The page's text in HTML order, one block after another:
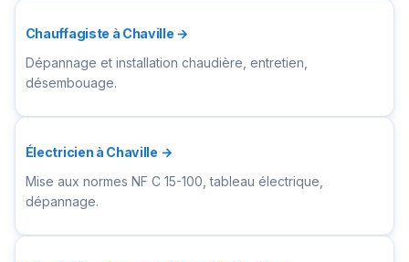
Chauffagiste à Chaville →
Dépannage et installation chaudière, entretien,
désembouage.
Électricien à Chaville →
Mise aux normes NF C 15-100, tableau électrique,
dépannage.